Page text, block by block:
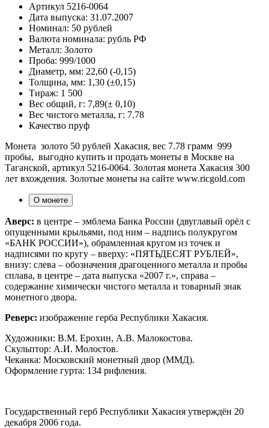
Артикул 5216-0064
Дата выпуска: 31.07.2007
Номинал: 50 рублей
Валюта номинала: рубль РФ
Металл: Золото
Проба: 999/1000
Диаметр, мм: 22,60 (-0,15)
Толщина, мм: 1,30 (±0,15)
Тираж: 1 500
Вес общий, г: 7,89(± 0,10)
Вес чистого металла, г: 7.78
Качество пруф
Монета золото 50 рублей Хакасия, вес 7.78 грамм 999
пробы, выгодно купить и продать монеты в Москве на
Таганской, артикул 5216-0064. Золотая монета Хакасия 300
лет вхождения. Золотые монеты на сайте www.ricgold.com
О монете
Аверс: в центре – эмблема Банка России (двуглавый орёл с
опущенными крыльями, под ним – надпись полукругом
«БАНК РОССИИ»), обрамленная кругом из точек и
надписями по кругу – вверху: «ПЯТЬДЕСЯТ РУБЛЕЙ»,
внизу: слева – обозначения драгоценного металла и пробы
сплава, в центре – дата выпуска «2007 г.», справа –
содержание химически чистого металла и товарный знак
монетного двора.
Реверс: изображение герба Республики Хакасия.
Художники: В.М. Ерохин, А.В. Малокостова.
Скульптор: А.И. Молостов.
Чеканка: Московский монетный двор (ММД).
Оформление гурта: 134 рифления.
Государственный герб Республики Хакасия утверждён 20
декабря 2006 года.